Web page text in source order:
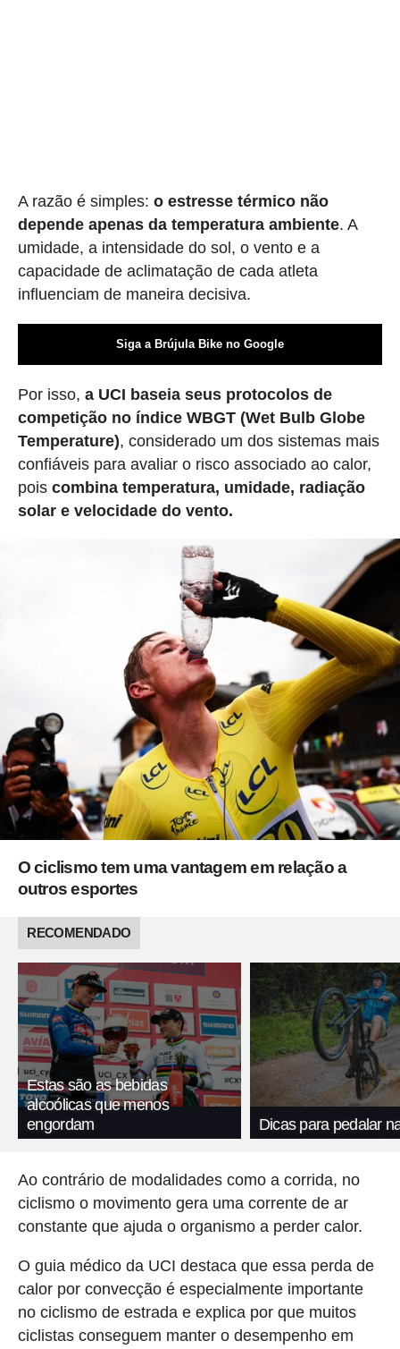
A razão é simples: o estresse térmico não
depende apenas da temperatura ambiente. A
umidade, a intensidade do sol, o vento e a
capacidade de aclimatação de cada atleta
influenciam de maneira decisiva.
Siga a Brújula Bike no Google
Por isso, a UCI baseia seus protocolos de
competição no índice WBGT (Wet Bulb Globe
Temperature), considerado um dos sistemas mais
confiáveis para avaliar o risco associado ao calor,
pois combina temperatura, umidade, radiação
solar e velocidade do vento.
O ciclismo tem uma vantagem em relação a
outros esportes
RECOMENDADO
Estas são as bebidas
alcoólicas que menos
engordam
Dicas para pedalar
Ao contrário de modalidades como a corrida, no
ciclismo o movimento gera uma corrente de ar
constante que ajuda o organismo a perder calor.
O guia médico da UCI destaca que essa perda de
calor por convecção é especialmente importante
no ciclismo de estrada e explica por que muitos
ciclistas conseguem manter o desempenho em